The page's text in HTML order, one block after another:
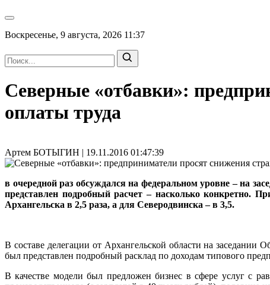
Воскресенье, 9 августа, 2026 11:37
Северные «отбавки»:
оплаты труда
Артем БОТЫГИН | 19.11.2016 01:47:39
в очередной раз обсуждался на федеральном уровне – на
представлен подробный расчет – насколько конкретно.
Архангельска в 2,5 раза, а для Северодвинска – в 3,5.
В составе делегации от Архангельской области на заседании
был представлен подробный расклад по доходам типового
В качестве модели был предложен бизнес в сфере услуг с